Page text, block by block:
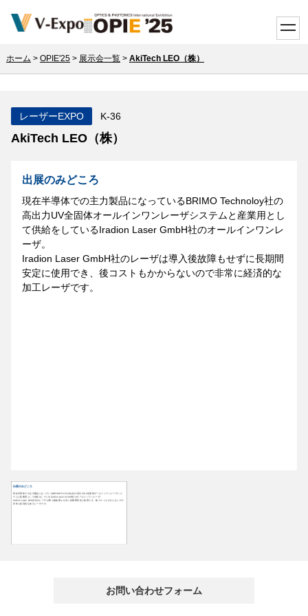
ホーム > OPIE'25> 展示会一覧> AkiTech LEO（株）
レーザーEXPO K-36
AkiTech LEO（株）
出展のみどころ
現在半導体での主力製品になっているBRIMO Technoloy社の
高出力UV全固体オールインワンレーザシステムと産業用とし
て供給をしているIradion Laser GmbH社のオールインワンレ
ーザ。
Iradion Laser GmbH社のレーザは導入後故障もせずに長期間
安定に使用でき、後コストもかからないので非常に経済的な
加工レーザです。
出展のみどころ
現在半導体での主力製品になっているBRIMO Technoloy社の高出力UV全固体オールインワンレーザシス
テムと産業用として供給をしているIradion Laser GmbH社のオールインワンレーザ。
Iradion Laser GmbH社のレーザは導入後故障もせずに長期間安定に使用でき、後コストもかからないので
非常に経済的な加工レーザです。
お問い合わせフォーム